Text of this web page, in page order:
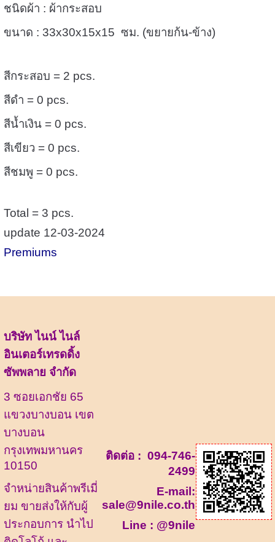
ชนิดผ้า : ผ้ากระสอบ
ขนาด : 33x30x15x15 ซม. (ขยายก้น-ข้าง)
สีกระสอบ = 2 pcs.
สีดำ = 0 pcs.
สีน้ำเงิน = 0 pcs.
สีเขียว = 0 pcs.
สีชมพู = 0 pcs.
Total = 3 pcs.
update 12-03-2024
Premiums
บริษัท ไนน์ ไนล์
อินเตอร์เทรดดิ้ง
ซัพพลาย จำกัด
3 ซอยเอกชัย 65
แขวงบางบอน เขต
บางบอน
กรุงเทพมหานคร
10150
จำหน่ายสินค้าพรีเมี่
ยม ขายส่งให้กับผู้
ประกอบการ นำไป
ติดต่อ : 094-746-
2499
E-mail:
sale@9nile.co.th
Line : @9nile